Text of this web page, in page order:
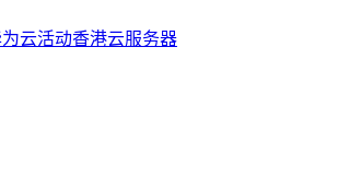
云活动香港云服务器